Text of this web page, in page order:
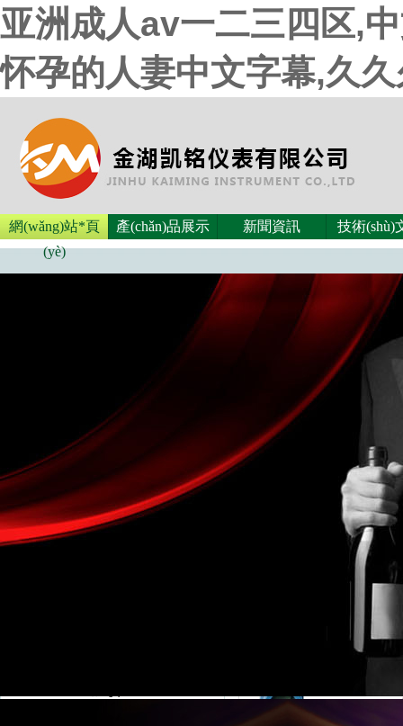
亚洲成人av一二三四区,
怀孕的人妻中文字幕,久
金湖凱銘儀表有限公司LOGO
網(wǎng)站*頁
(yè)
產(chǎn)品展示 新聞資訊 技術(shù)